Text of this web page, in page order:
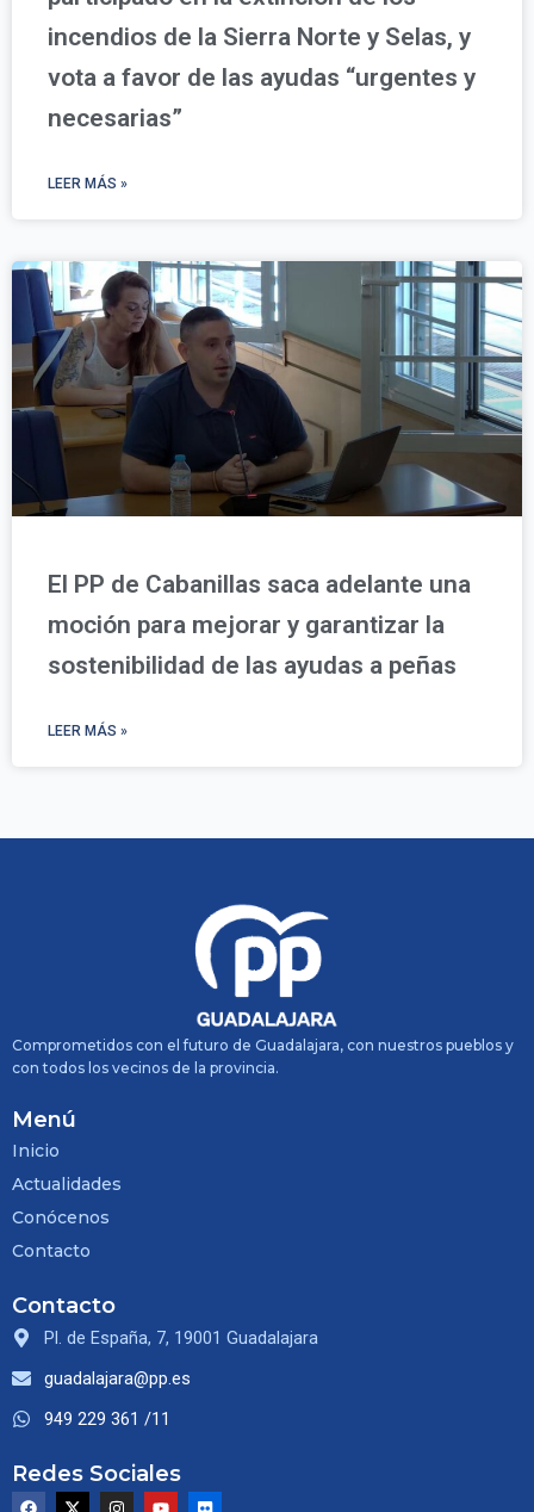
incendios de la Sierra Norte y Selas, y
vota a favor de las ayudas “urgentes y
necesarias”
LEER MÁS »
El PP de Cabanillas saca adelante una
moción para mejorar y garantizar la
sostenibilidad de las ayudas a peñas
LEER MÁS »
Comprometidos con el futuro de Guadalajara, con nuestros pueblos y
con todos los vecinos de la provincia.
Menú
Inicio
Actualidades
Conócenos
Contacto
Contacto
Pl. de España, 7, 19001 Guadalajara
guadalajara@pp.es
949 229 361 /11
Redes Sociales
F
X
I
Y
F